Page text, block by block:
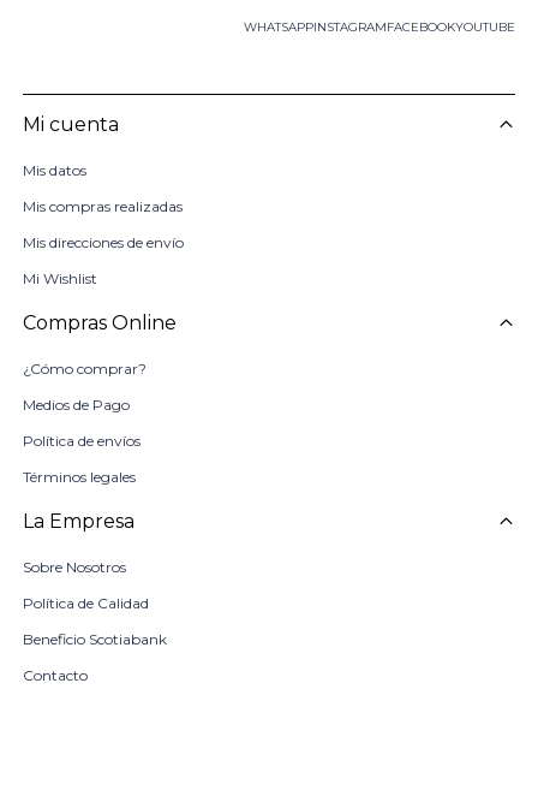
WHATSAPP FACEBOOKYOUTUBE
INSTAGRAM
Mi cuenta
Mis datos
Mis compras realizadas
Mis direcciones de envío
Mi Wishlist
Compras Online
¿Cómo comprar?
Medios de Pago
Política de envíos
Términos legales
La Empresa
Sobre Nosotros
Política de Calidad
Beneficio Scotiabank
Contacto